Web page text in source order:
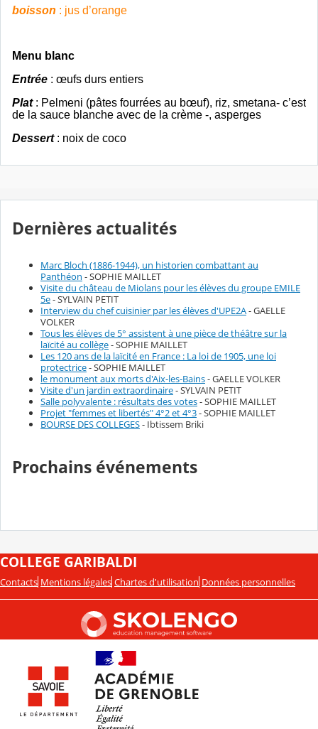
boisson : jus d’orange
Menu blanc
Entrée : œufs durs entiers
Plat : Pelmeni (pâtes fourrées au bœuf), riz, smetana- c’est
de la sauce blanche avec de la crème -, asperges
Dessert : noix de coco
Dernières actualités
Marc Bloch (1886-1944), un historien combattant au
Panthéon - SOPHIE MAILLET
Visite du château de Miolans pour les élèves du groupe EMILE
5e- SYLVAIN PETIT
Interview du chef cuisinier par les élèves d'UPE2A- GAELLE
VOLKER
Tous les élèves de 5° assistent à une pièce de théâtre sur la
laïcité au collège- SOPHIE MAILLET
Les 120 ans de la laïcité en France : La loi de 1905, une loi
protectrice- SOPHIE MAILLET
le monument aux morts d'Aix-les-Bains- GAELLE VOLKER
Visite d'un jardin extraordinaire- SYLVAIN PETIT
Salle polyvalente : résultats des votes- SOPHIE MAILLET
Projet "femmes et libertés" 4°2 et 4°3- SOPHIE MAILLET
BOURSE DES COLLEGES- Ibtissem Briki
Prochains événements
COLLEGE GARIBALDI
Contacts Mentions légales Chartes d'utilisation Données personnelles